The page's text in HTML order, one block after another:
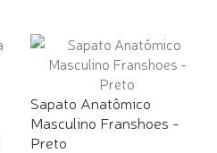
Sapato Anatômico
Masculino Franshoes -
Preto